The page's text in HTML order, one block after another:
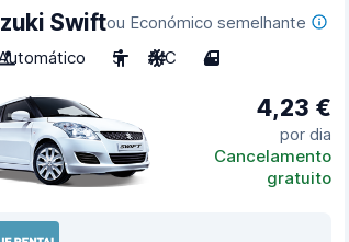
Swiftou Económico semelhante
5 A/C 4
4,23 €
por dia
Cancelamento
gratuito